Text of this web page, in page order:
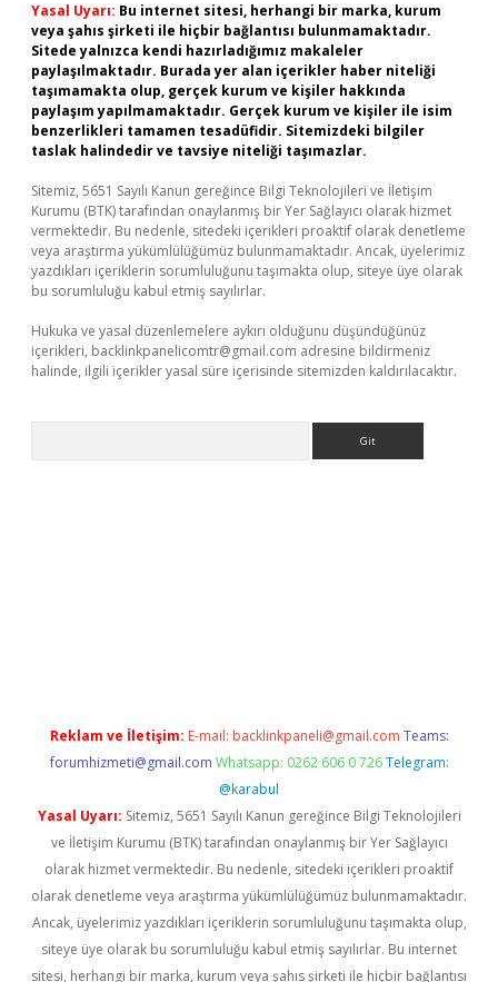
Yasal Uyarı: Bu internet sitesi, herhangi bir marka, kurum
veya şahıs şirketi ile hiçbir bağlantısı bulunmamaktadır.
Sitede yalnızca kendi hazırladığımız makaleler
paylaşılmaktadır. Burada yer alan içerikler haber niteliği
taşımamakta olup, gerçek kurum ve kişiler hakkında
paylaşım yapılmamaktadır. Gerçek kurum ve kişiler ile isim
benzerlikleri tamamen tesadüfidir. Sitemizdeki bilgiler
taslak halindedir ve tavsiye niteliği taşımazlar.
Sitemiz, 5651 Sayılı Kanun gereğince Bilgi Teknolojileri ve İletişim
Kurumu (BTK) tarafından onaylanmış bir Yer Sağlayıcı olarak hizmet
vermektedir. Bu nedenle, sitedeki içerikleri proaktif olarak denetleme
veya araştırma yükümlülüğümüz bulunmamaktadır. Ancak, üyelerimiz
yazdıkları içeriklerin sorumluluğunu taşımakta olup, siteye üye olarak
bu sorumluluğu kabul etmiş sayılırlar.
Hukuka ve yasal düzenlemelere aykırı olduğunu düşündüğünüz
içerikleri, backlinkpanelicomtr@gmail.com adresine bildirmeniz
halinde, ilgili içerikler yasal süre içerisinde sitemizden kaldırılacaktır.
Reklam ve İletişim: E-mail: backlinkpaneli@gmail.com Teams:
forumhizmeti@gmail.com Whatsapp: 0262 606 0 726 Telegram:
@karabul
Yasal Uyarı: Sitemiz, 5651 Sayılı Kanun gereğince Bilgi Teknolojileri
ve İletişim Kurumu (BTK) tarafından onaylanmış bir Yer Sağlayıcı
olarak hizmet vermektedir. Bu nedenle, sitedeki içerikleri proaktif
olarak denetleme veya araştırma yükümlülüğümüz bulunmamaktadır.
Ancak, üyelerimiz yazdıkları içeriklerin sorumluluğunu taşımakta olup,
siteye üye olarak bu sorumluluğu kabul etmiş sayılırlar. Bu internet
sitesi, herhangi bir marka, kurum veya şahıs şirketi ile hiçbir bağlantısı